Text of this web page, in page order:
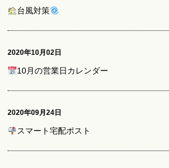
台風対策
2020年10月02日
10月の営業日カレンダー
2020年09月24日
スマート宅配ポスト